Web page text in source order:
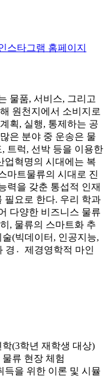
스타그램 홈페이지
물품, 서비스, 그리고
원천지에서 소비지로
획, 실행, 통제하는 공
은 분야 중 운송은 물
트럭, 선박 등을 이용한
업혁명의 시대에는 복
마트물류의 시대로 진
력을 갖춘 통섭적 인재
필요로 한다. 우리 학과
다양한 비즈니스 물류
, 물류의 스마트화 추
(빅데이터, 인공지능,
경제〮경영학적 마인
(3학년 재학생 대상)
류 현장 체험
득을 위한 이론 및 시뮬